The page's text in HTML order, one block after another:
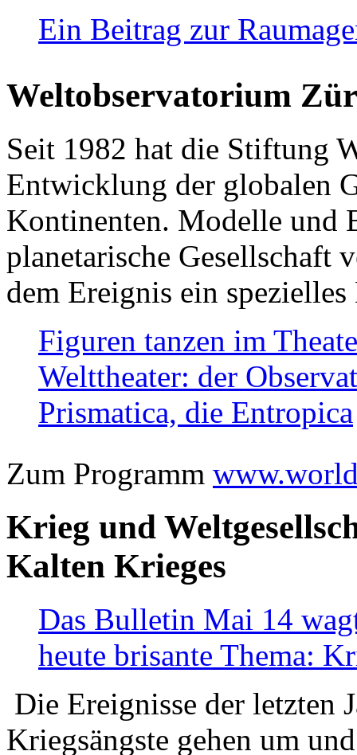
Ein Beitrag zur
Weltobservatorium
Seit 1982 hat die Stiftung
Entwicklung der globalen
Kontinenten. Modelle und
planetarische Gesellschaft
dem Ereignis ein
Figuren tanzen im
Welttheater: der
Prismatica, die Entropica
Zum Programm
Krieg und
Kalten Krieges
Das Bulletin Mai 14
heute brisante Thema:
Die Ereignisse der letzten
Kriegsängste gehen um